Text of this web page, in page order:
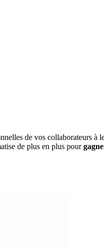
de vos collaborateurs à
de plus en plus pour